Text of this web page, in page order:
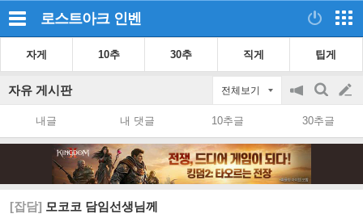
로스트아크 인벤
자게 10추 30추 직게 팁게
자유 게시판 전체보기
공
지
on/off
검
색
글
쓰
내글 내 댓글 10추글 30추글
[잡담] 모코코 담임선생님께